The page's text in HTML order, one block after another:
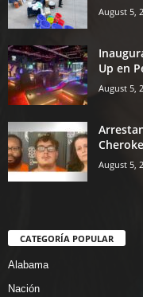
August 5,
Up en
August 5,
August 5,
CATEGORÍA POPULAR
Alabama
Nación